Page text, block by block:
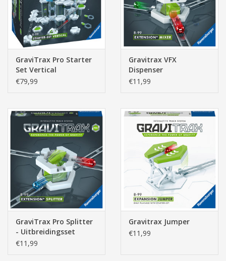
GraviTrax Pro Starter
Set Vertical
€79,99
Gravitrax VFX
Dispenser
€11,99
GraviTrax Pro Splitter
- Uitbreidingsset
€11,99
Gravitrax Jumper
€11,99